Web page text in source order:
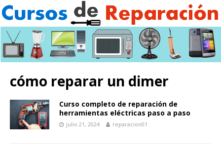
cómo reparar un dimer
Curso completo de reparación de
herramientas eléctricas paso a paso
julio 21, 2024 reparacion01